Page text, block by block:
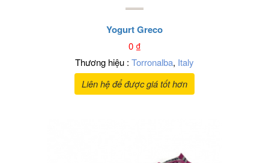
Yogurt Greco
0₫
Thương hiệu : Torronalba, Italy
Liên hệ để được giá tốt hơn